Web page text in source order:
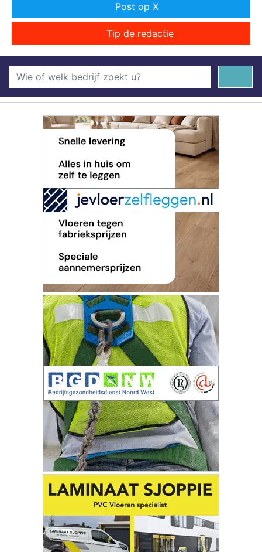
Post op X
Tip de redactie